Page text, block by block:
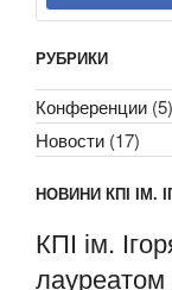
РУБРИКИ
Конференции (5)
Новости (17)
НОВИНИ КПІ ІМ.
КПІ ім.